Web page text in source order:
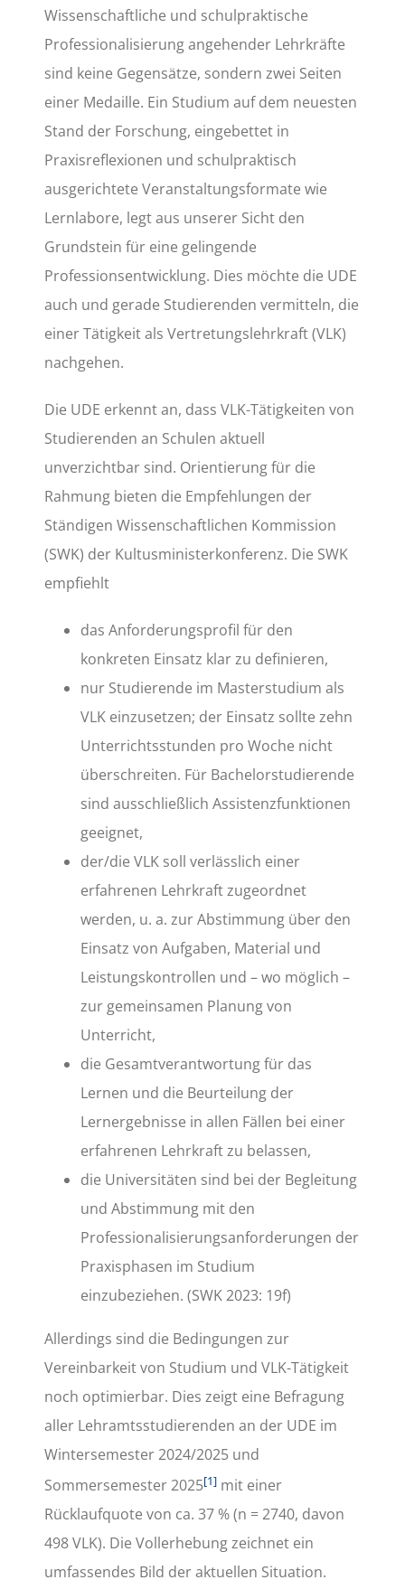
Wissenschaftliche und schulpraktische
Professionalisierung angehender Lehrkräfte
sind keine Gegensätze, sondern zwei Seiten
einer Medaille. Ein Studium auf dem neuesten
Stand der Forschung, eingebettet in
Praxisreflexionen und schulpraktisch
ausgerichtete Veranstaltungsformate wie
Lernlabore, legt aus unserer Sicht den
Grundstein für eine gelingende
Professionsentwicklung. Dies möchte die UDE
auch und gerade Studierenden vermitteln, die
einer Tätigkeit als Vertretungslehrkraft (VLK)
nachgehen.
Die UDE erkennt an, dass VLK-Tätigkeiten von
Studierenden an Schulen aktuell
unverzichtbar sind. Orientierung für die
Rahmung bieten die Empfehlungen der
Ständigen Wissenschaftlichen Kommission
(SWK) der Kultusministerkonferenz. Die SWK
empfiehlt
das Anforderungsprofil für den
konkreten Einsatz klar zu definieren,
nur Studierende im Masterstudium als
VLK einzusetzen; der Einsatz sollte zehn
Unterrichtsstunden pro Woche nicht
überschreiten. Für Bachelorstudierende
sind ausschließlich Assistenzfunktionen
geeignet,
der/die VLK soll verlässlich einer
erfahrenen Lehrkraft zugeordnet
werden, u. a. zur Abstimmung über den
Einsatz von Aufgaben, Material und
Leistungskontrollen und – wo möglich –
zur gemeinsamen Planung von
Unterricht,
die Gesamtverantwortung für das
Lernen und die Beurteilung der
Lernergebnisse in allen Fällen bei einer
erfahrenen Lehrkraft zu belassen,
die Universitäten sind bei der Begleitung
und Abstimmung mit den
Professionalisierungsanforderungen der
Praxisphasen im Studium
einzubeziehen. (SWK 2023: 19f)
Allerdings sind die Bedingungen zur
Vereinbarkeit von Studium und VLK-Tätigkeit
noch optimierbar. Dies zeigt eine Befragung
aller Lehramtsstudierenden an der UDE im
Wintersemester 2024/2025 und
Sommersemester 2025[1] mit einer
Rücklaufquote von ca. 37 % (n = 2740, davon
498 VLK). Die Vollerhebung zeichnet ein
umfassendes Bild der aktuellen Situation.